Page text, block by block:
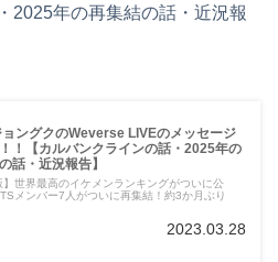
2025年の再集結の話・近況報
ョングクのWeverse LIVEのメッセージ
！【カルバンクラインの話・2025年の
話・近況報告】
】世界最高のイケメンランキングがついに公
メンバー7人がついに再集結！約3か月ぶり
2023.03.28